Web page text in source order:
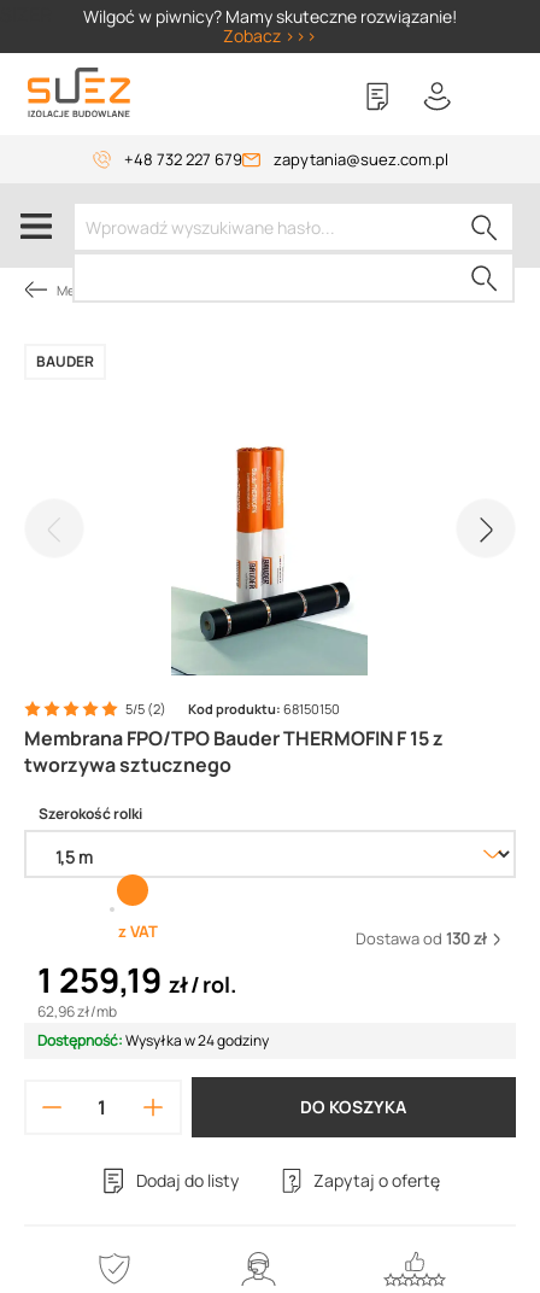
Wilgoć w piwnicy? Mamy skuteczne rozwiązanie!
Zobacz >>>
+48 732 227 679 zapytania@suez.com.pl
Membrany dachowe
Membrana FPO/TPO Bauder THERMOFIN F 15 z
tworzywa sztucznego
BAUDER
5/5 (2) Kod produktu: 68150150
Szerokość rolki
z VAT Dostawa od 130 zł
1 259,19 zł rol.
62,96 zł/mb
Dostępność:Wysyłka w 24 godziny
DO KOSZYKA
Dodaj do listy Zapytaj o ofertę